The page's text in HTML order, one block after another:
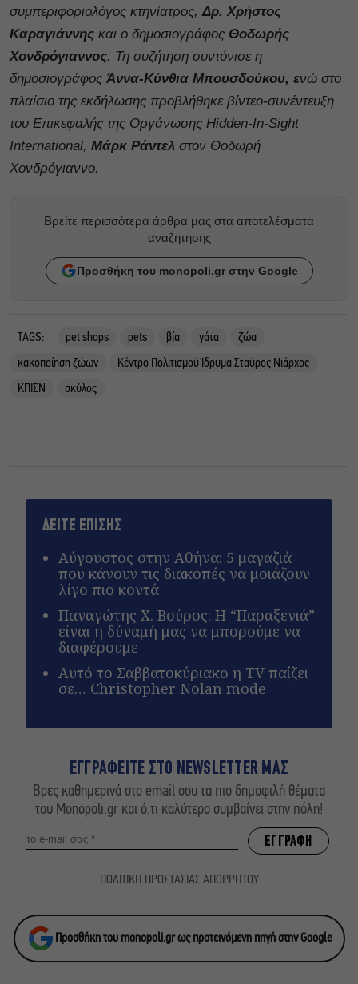
συμπεριφοριολόγος κτηνίατρος,Δρ. Χρήστος
Καραγιάννης και ο δημοσιογράφος Θοδωρής
Χονδρόγιαννος. Τη συζήτηση συντόνισε η
δημοσιογράφος Άννα-Κύνθια Μπουσδούκου, ενώ στο
πλαίσιο της εκδήλωσης προβλήθηκε βίντεο-συνέντευξη
του Επικεφαλής της Oργάνωσης Hidden-In-Sight
International, Μάρκ Ράντελ στον Θοδωρή
Χονδρόγιαννο.
Βρείτε περισσότερα άρθρα μας στα αποτελέσματα
αναζητησης
Προσθήκη του monopoli.gr στην Google
TAGS: pet shops pets βία γάτα
ζώα
κακοποίηση ζώων
Κέντρο Πολιτισμού Ίδρυμα Σταύρος Νιάρχος
ΚΠΙΣΝ
σκύλος
ΔΕΙΤΕ ΕΠΙΣΗΣ
Αύγουστος στην Αθήνα: 5 μαγαζιά
που κάνουν τις διακοπές να μοιάζουν
λίγο πιο κοντά
Παναγώτης Χ. Βούρος: Η “Παραξενιά”
είναι η δύναμή μας να μπορούμε να
διαφέρουμε
Αυτό το Σαββατοκύριακο η TV παίζει
σε… Christopher Nolan mode
ΕΓΓΡΑΦΕΙΤΕ ΣΤΟ NEWSLETTER ΜΑΣ
Βρες καθημερινά στο email σου τα πιο δημοφιλή θέματα
του Monopoli.gr και ό,τι καλύτερο συμβαίνει στην πόλη!
ΠΟΛΙΤΙΚΗ ΠΡΟΣΤΑΣΙΑΣ ΑΠΟΡΡΗΤΟΥ
Προσθήκη του monopoli.gr ως προτεινόμενη πηγή στην Google